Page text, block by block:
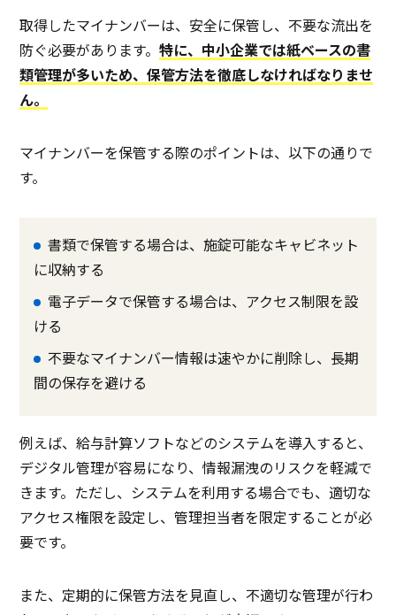
取得したマイナンバーは、安全に保管し、不要な流出を
防ぐ必要があります。特に、中小企業では紙ベースの書
類管理が多いため、保管方法を徹底しなければなりませ
ん。
マイナンバーを保管する際のポイントは、以下の通りで
す。
書類で保管する場合は、施錠可能なキャビネット
に収納する
電子データで保管する場合は、アクセス制限を設
ける
不要なマイナンバー情報は速やかに削除し、長期
間の保存を避ける
例えば、給与計算ソフトなどのシステムを導入すると、
デジタル管理が容易になり、情報漏洩のリスクを軽減で
きます。ただし、システムを利用する場合でも、適切な
アクセス権限を設定し、管理担当者を限定することが必
要です。
また、定期的に保管方法を見直し、不適切な管理が行わ